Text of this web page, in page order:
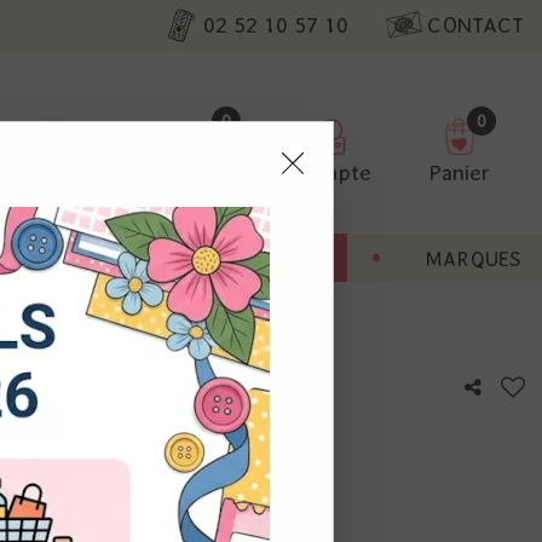
02 52 10 57 10 CONTACT
0
Compte
0
Panier
BONNES AFFAIRES MARQUES
- White
avis !
nos
non
Vous
à droite